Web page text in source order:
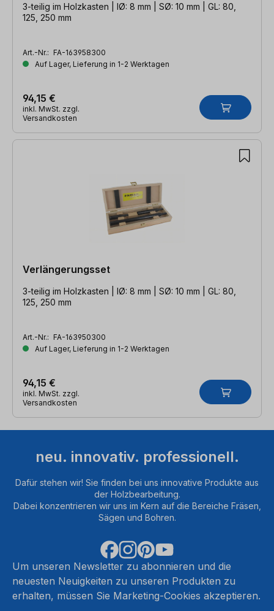
3-teilig im Holzkasten | IØ: 8 mm | SØ: 10 mm | GL: 80,
125, 250 mm
Art.-Nr.: FA-163958300
Auf Lager, Lieferung in 1-2 Werktagen
94,15 €
inkl. MwSt. zzgl.
Versandkosten
Verlängerungsset
3-teilig im Holzkasten | IØ: 8 mm | SØ: 10 mm | GL: 80,
125, 250 mm
Art.-Nr.: FA-163950300
Auf Lager, Lieferung in 1-2 Werktagen
94,15 €
inkl. MwSt. zzgl.
Versandkosten
neu. innovativ. professionell.
Dafür stehen wir! Sie finden bei uns innovative Produkte aus
der Holzbearbeitung.
Dabei konzentrieren wir uns im Kern auf die Bereiche Fräsen,
Sägen und Bohren.
Um unseren Newsletter zu abonnieren und die
neuesten Neuigkeiten zu unseren Produkten zu
erhalten, müssen Sie Marketing-Cookies akzeptieren.